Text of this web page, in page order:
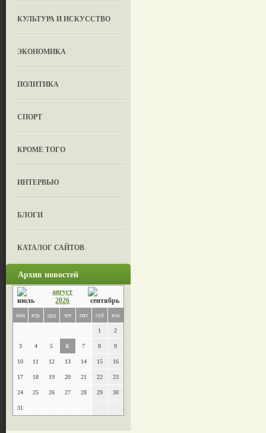
КУЛЬТУРА И ИСКУССТВО
ЭКОНОМИКА
ПОЛИТИКА
СПОРТ
КРОМЕ ТОГО
ИНТЕРВЬЮ
БЛОГИ
КАТАЛОГ САЙТОВ
Архив новостей
август
2026
пон втр срд чет пят суб вск
1 2
3 4 5 6 7 8 9
10 11 12 13 14 15 16
17 18 19 20 21 22 23
24 25 26 27 28 29 30
31